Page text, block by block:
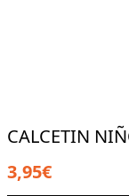
CALCETIN
3,95€